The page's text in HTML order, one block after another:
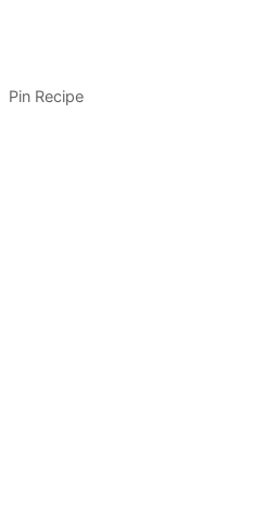
Pin Recipe